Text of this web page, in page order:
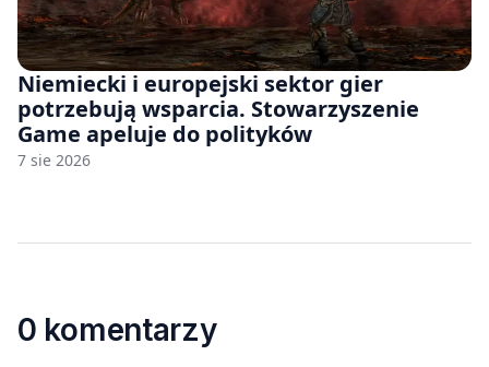
Niemiecki i europejski sektor gier
potrzebują wsparcia. Stowarzyszenie
Game apeluje do polityków
7 sie 2026
0 komentarzy